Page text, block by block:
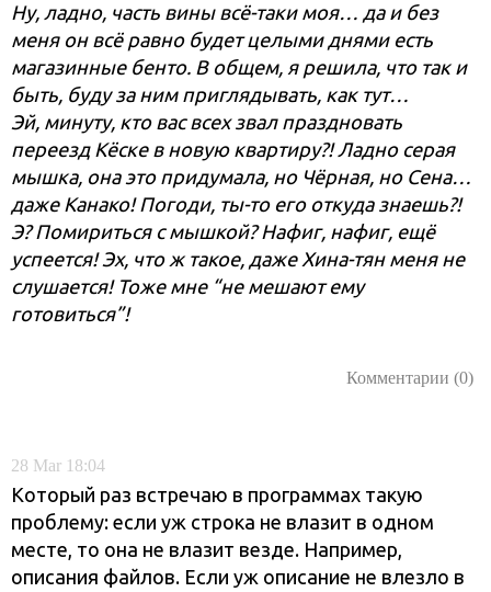
Ну, ладно, часть вины всё-таки моя… да и без
меня он всё равно будет целыми днями есть
магазинные бенто. В общем, я решила, что так и
быть, буду за ним приглядывать, как тут…
Эй, минуту, кто вас всех звал праздновать
переезд Кёске в новую квартиру?! Ладно серая
мышка, она это придумала, но Чёрная, но Сена…
даже Канако! Погоди, ты-то его откуда знаешь?!
Э? Помириться с мышкой? Нафиг, нафиг, ещё
успеется! Эх, что ж такое, даже Хина-тян меня не
слушается! Тоже мне “не мешают ему
готовиться”!
Комментарии (0)
28 Mar 18:04
Который раз встречаю в программах такую
проблему: если уж строка не влазит в одном
месте, то она не влазит везде. Например,
описания файлов. Если уж описание не влезло в